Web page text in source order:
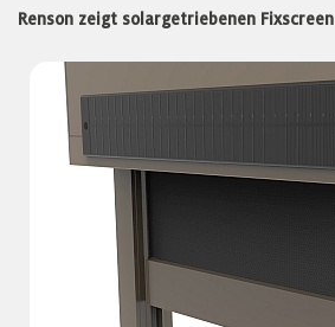
Renson zeigt solargetriebenen Fixscreen